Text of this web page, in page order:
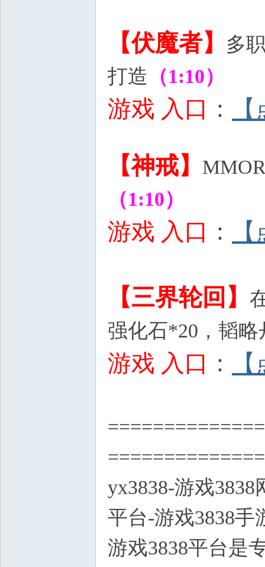
【伏魔者】
多
打造 （1:10）
游戏 入口 ：
【神戒】
（1:10）
游戏 入口 ：
【三界轮回】
强化石*20，韬略
游戏 入口 ：
yx3838-游戏
平台-游戏3838手
游戏3838平台是